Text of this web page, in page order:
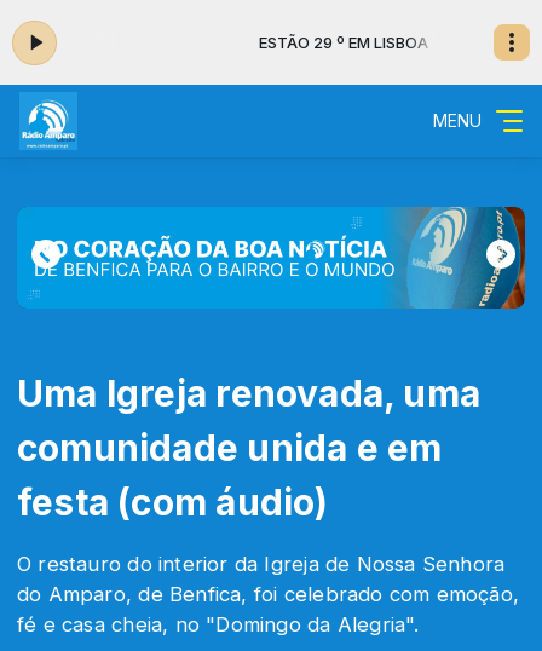
ESTÃO 29 º EM LISBOA
MENU
Uma Igreja renovada, uma
comunidade unida e em
festa (com áudio)
O restauro do interior da Igreja de Nossa Senhora
do Amparo, de Benfica, foi celebrado com emoção,
fé e casa cheia, no "Domingo da Alegria".